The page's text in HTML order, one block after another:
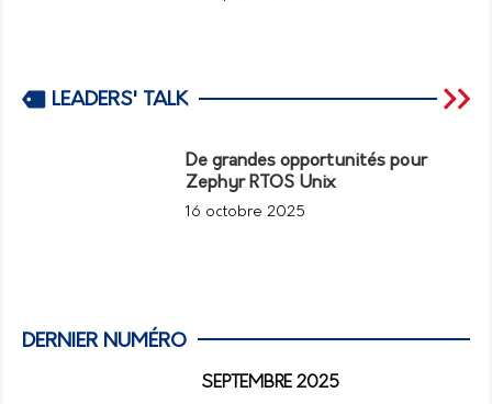
LEADERS' TALK
De grandes opportunités pour
Zephyr RTOS Unix
16 octobre 2025
DERNIER NUMÉRO
SEPTEMBRE 2025